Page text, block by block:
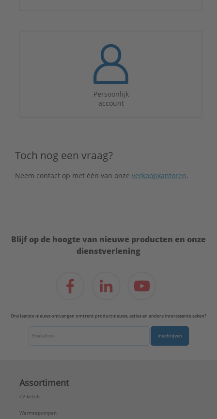
Persoonlijk
account
Toch nog een vraag?
Neem contact op met één van onze verkoopkantoren.
Blijf op de hoogte van nieuwe producten en onze
dienstverlening
Ons laatste nieuws ontvangen omtrent productnieuws, acties en andere interessante zaken?
Inschrijven
Assortiment
CV-ketels
Warmtepompen